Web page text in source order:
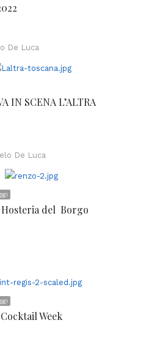
De Luca
IN SCENA L’ALTRA
De Luca
del Borgo
Week